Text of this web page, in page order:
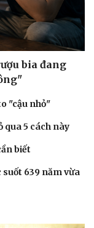
bia đang
"cậu nhỏ"
qua 5 cách này
biết
639 năm vừa